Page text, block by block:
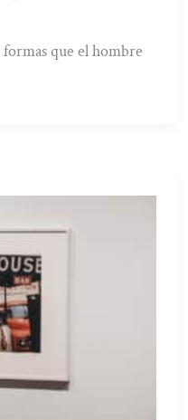
que el hombre